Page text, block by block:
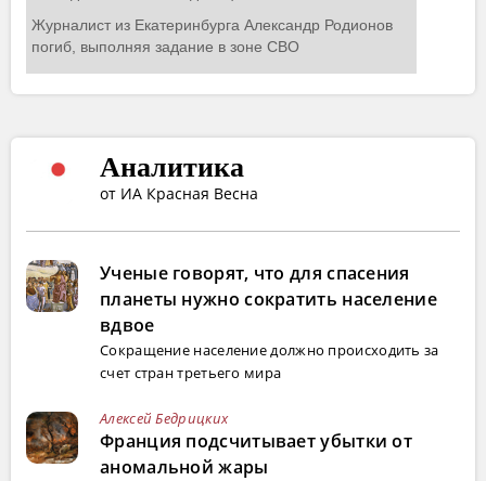
Аналитика
от ИА Красная Весна
Ученые говорят, что для спасения
планеты нужно сократить население
вдвое
Сокращение население должно происходить за
счет стран третьего мира
Алексей Бедрицких
Франция подсчитывает убытки от
аномальной жары